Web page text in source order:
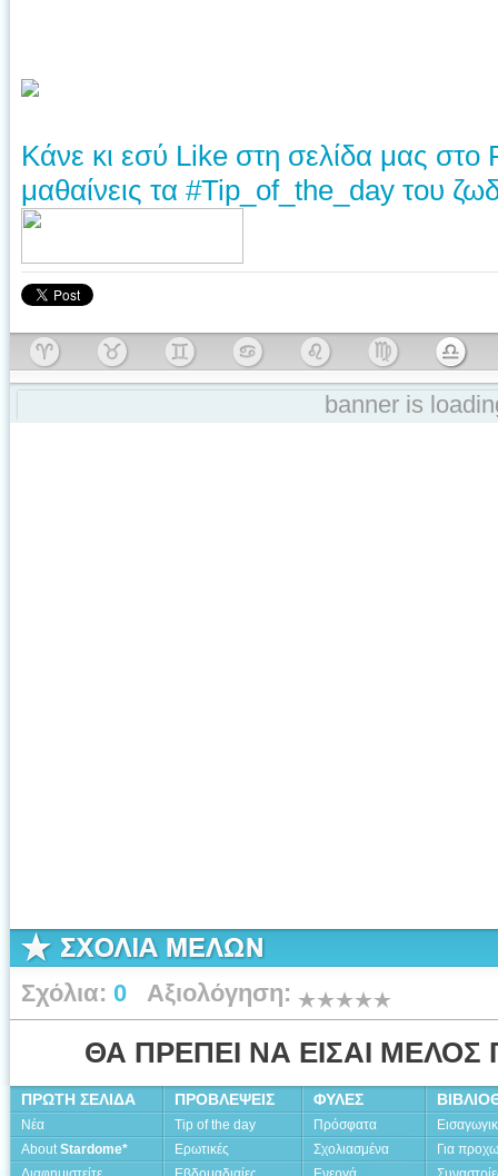
Κάνε κι εσύ Like στη σελίδα μας στο
μαθαίνεις τα #Tip_of_the_day του
banner is
Σχόλια: 0 Αξιολόγηση:
ΘΑ ΠΡΕΠΕΙ ΝΑ ΕΙΣΑΙ ΜΕΛΟΣ
ΠΡΩΤΗ ΣΕΛΙΔΑ
Νέα
AboutStardome*
ΠΡΟΒΛΕΨΕΙΣ
Tip of the day
Ερωτικές
ΦΥΛΕΣ
Πρόσφατα
Σχολιασμένα
Για